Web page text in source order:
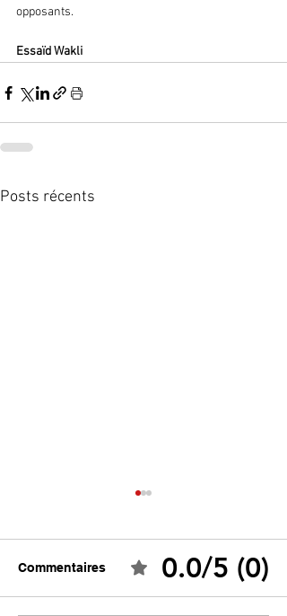
opposants.
Essaïd Wakli
Posts récents
Commentaires 0.0/5 (0)